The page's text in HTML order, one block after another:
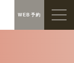
WEB予約